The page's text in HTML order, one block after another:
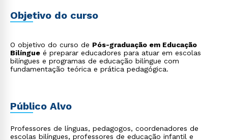
Objetivo do curso
O objetivo do curso de Pós-graduação em Educação
Bilíngue é preparar educadores para atuar em escolas
bilíngues e programas de educação bilíngue com
fundamentação teórica e prática pedagógica.
Público Alvo
Professores de línguas, pedagogos, coordenadores de
escolas bilíngues, professores de educação infantil e